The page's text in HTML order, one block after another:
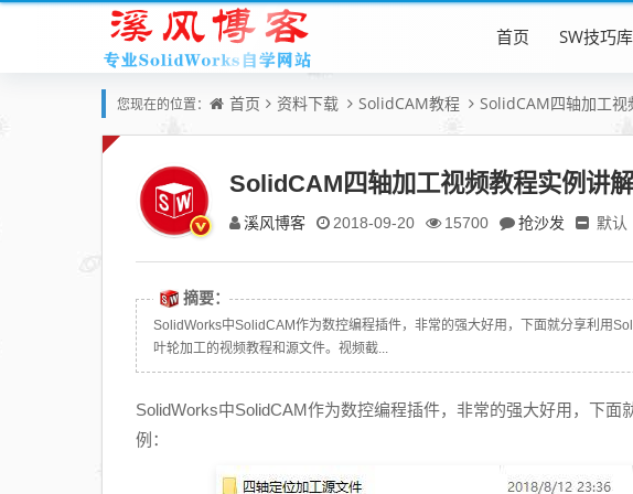
首页 SW技巧库
您现在的位置： 首页 资料下载 SolidCAM教程 SolidCAM四轴加工
SolidCAM四轴加工视频教程实例讲
溪风博客 2018-09-20 15700 抢沙发 默认
摘要：
SolidWorks中SolidCAM作为数控编程插件，非常的强大好用，下面就分享利用
叶轮加工的视频教程和源文件。视频截...
SolidWorks中SolidCAM作为数控编程插件，非常的强大好用，下
例：